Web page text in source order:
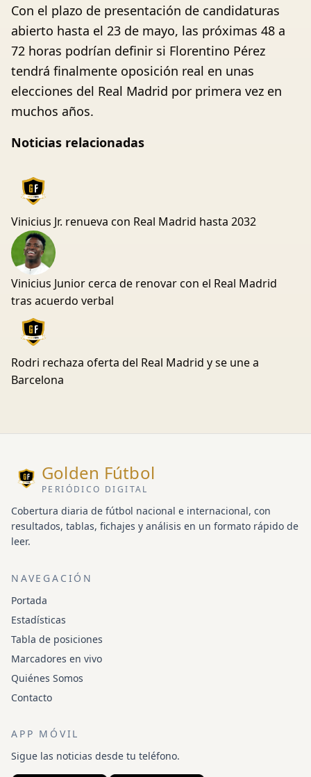
Con el plazo de presentación de candidaturas
abierto hasta el 23 de mayo, las próximas 48 a
72 horas podrían definir si Florentino Pérez
tendrá finalmente oposición real en unas
elecciones del Real Madrid por primera vez en
muchos años.
Noticias relacionadas
Vinicius Jr. renueva con Real Madrid hasta 2032
Vinicius Junior cerca de renovar con el Real Madrid
tras acuerdo verbal
Rodri rechaza oferta del Real Madrid y se une a
Barcelona
Golden Fútbol
PERIÓDICO DIGITAL
Cobertura diaria de fútbol nacional e internacional, con
resultados, tablas, fichajes y análisis en un formato rápido de
leer.
NAVEGACIÓN
Portada
Estadísticas
Tabla de posiciones
Marcadores en vivo
Quiénes Somos
Contacto
APP MÓVIL
Sigue las noticias desde tu teléfono.